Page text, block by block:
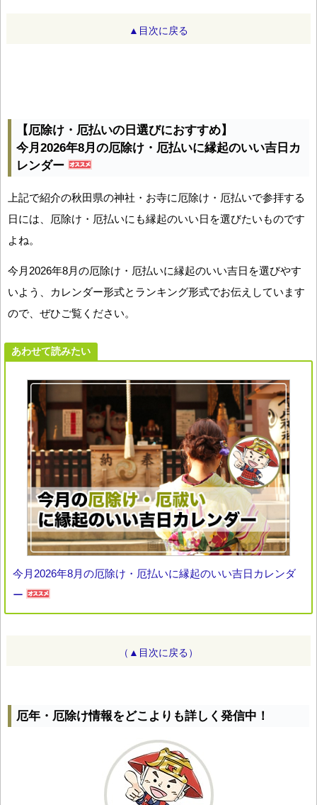
▲目次に戻る
【厄除け・厄払いの日選びにおすすめ】
今月2026年8月の厄除け・厄払いに縁起のいい吉日カ
レンダー
上記で紹介の秋田県の神社・お寺に厄除け・厄払いで参拝する
日には、厄除け・厄払いにも縁起のいい日を選びたいものです
よね。
今月2026年8月の厄除け・厄払いに縁起のいい吉日を選びやす
いよう、カレンダー形式とランキング形式でお伝えしています
ので、ぜひご覧ください。
あわせて読みたい
今月2026年8月の厄除け・厄払いに縁起のいい吉日カレンダ
ー
（▲目次に戻る）
厄年・厄除け情報をどこよりも詳しく発信中！